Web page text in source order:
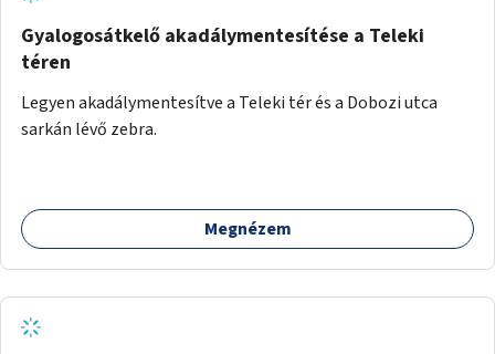
Gyalogosátkelő akadálymentesítése a Teleki
téren
Legyen akadálymentesítve a Teleki tér és a Dobozi utca
sarkán lévő zebra.
Megnézem